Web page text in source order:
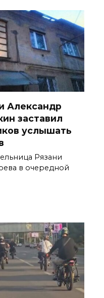
Александр
заставил
услышать
Рязани
в очередной